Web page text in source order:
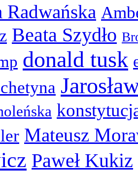
Beata Szydło
donald tusk
Mateusz
Paweł Kukiz